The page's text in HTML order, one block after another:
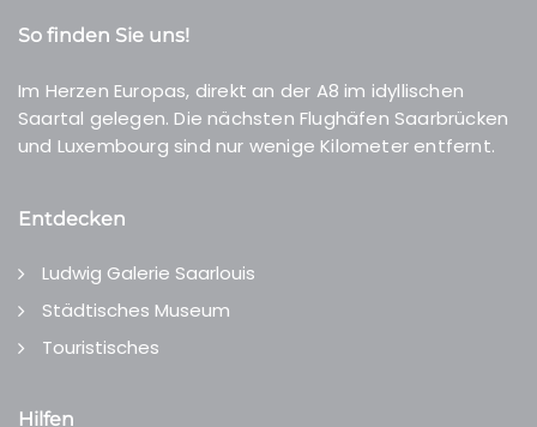
So finden Sie uns!
Im Herzen Europas, direkt an der A8 im idyllischen
Saartal gelegen. Die nächsten Flughäfen Saarbrücken
und Luxembourg sind nur wenige Kilometer entfernt.
Entdecken
Ludwig Galerie Saarlouis
Städtisches Museum
Touristisches
Hilfen